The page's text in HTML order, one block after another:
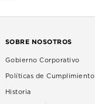
SOBRE NOSOTROS
Gobierno Corporativo
Políticas de Cumplimiento
Historia